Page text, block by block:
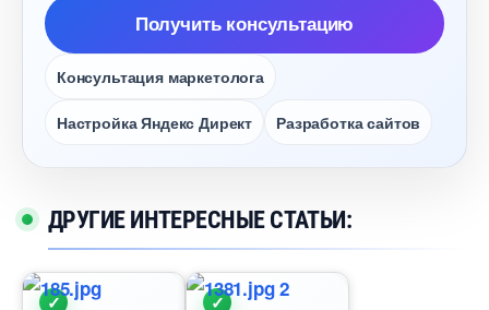
Получить консультацию
Консультация маркетолога
Настройка Яндекс Директ Разработка сайто
ДРУГИЕ ИНТЕРЕСНЫЕ СТАТЬИ: